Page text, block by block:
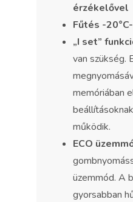
érzékelővel
Fűtés -
„I set”
van szükség.
memóriában
működik.
ECO
üzemmód. A
gyorsabban